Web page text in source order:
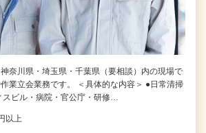
奈川県・埼玉県・千葉県（要相談）内の現場で
業立会業務です。 ＜具体的な内容＞ ●日常清掃
スビル・病院・官公庁・研修…
以上